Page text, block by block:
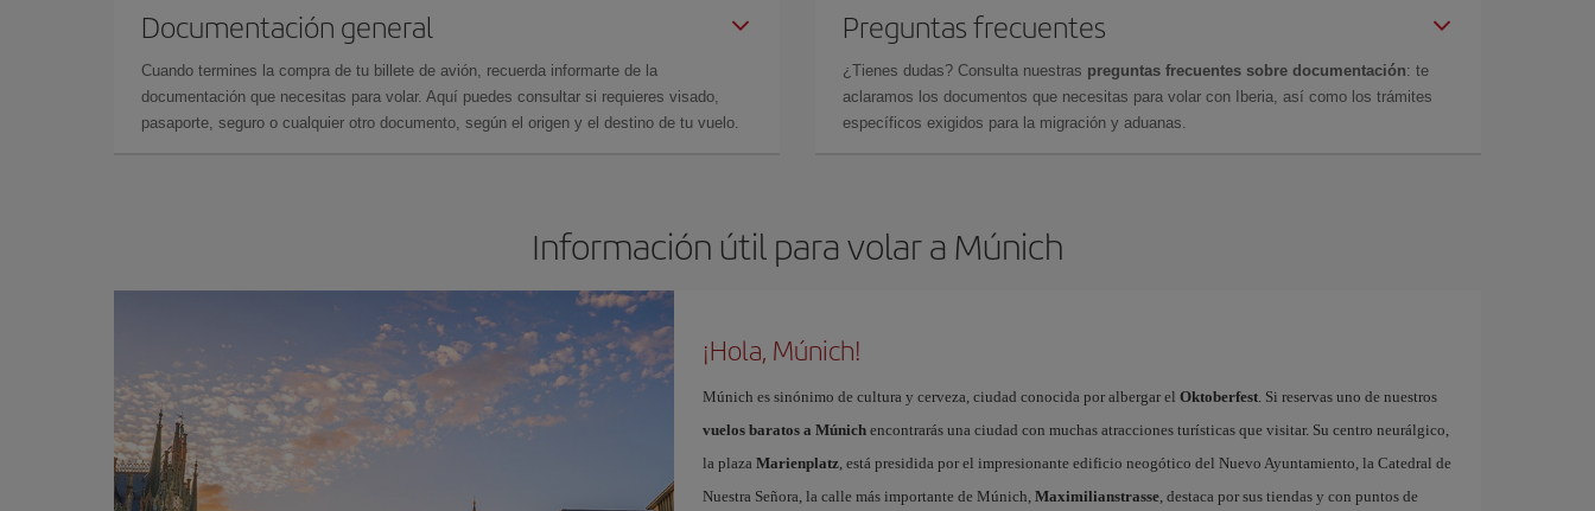
Documentación general
Cuando termines la compra de tu billete de avión, recuerda informarte de la
documentación que necesitas para volar. Aquí puedes consultar si requieres visado,
pasaporte, seguro o cualquier otro documento, según el origen y el destino de tu vuelo.
Preguntas frecuentes
¿Tienes dudas? Consulta nuestras preguntas frecuentes sobre documentación: te
aclaramos los documentos que necesitas para volar con Iberia, así como los trámites
específicos exigidos para la migración y aduanas.
Información útil para volar a Múnich
¡Hola, Múnich!
Múnich es sinónimo de cultura y cerveza, ciudad conocida por albergar el Oktoberfest. Si reservas uno de nuestros
vuelos baratos a Múnichencontrarás una ciudad con muchas atracciones turísticas que visitar. Su centro neurálgico,
la plaza Marienplatz, está presidida por el impresionante edificio neogótico del Nuevo Ayuntamiento, la Catedral de
Nuestra Señora, la calle más importante de Múnich, Maximilianstrasse, destaca por sus tiendas y con puntos de